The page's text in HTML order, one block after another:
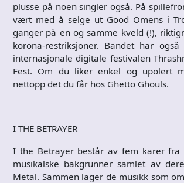
plusse på noen singler også. På
vært med å selge ut Good Omens i
ganger på en og samme kveld (!),
korona-restriksjoner. Bandet har
internasjonale digitale festivalen
Fest. Om du liker enkel og upolert
nettopp det du får hos Ghetto Ghouls.
I THE BETRAYER
I the Betrayer består av fem karer fra
musikalske bakgrunner samlet av
Metal. Sammen lager de musikk som